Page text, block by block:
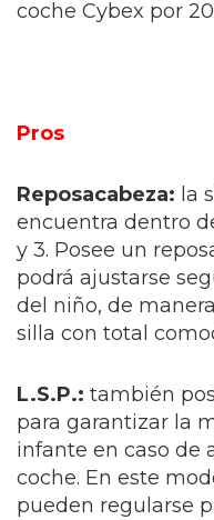
coche Cybex por
Pros
Reposacabeza: la
encuentra dentro
y 3. Posee un
podrá ajustarse
del niño, de
silla con total
L.S.P.: también
para garantizar la
infante en caso de
coche. En este
pueden regularse